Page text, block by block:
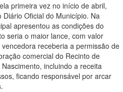
primeira vez no início de abril,
Oficial do Município. Na
apresentou as condições do
seria o maior lance, com valor
receberia a permissão de
comercial do Recinto de
incluindo a receita
ficando responsável por arcar